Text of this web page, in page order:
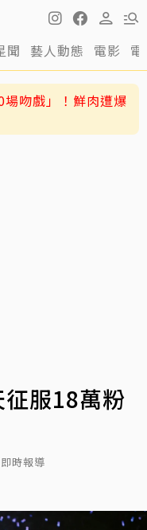
聞 藝人動態 電影
吻戲」！鮮肉遭爆
服18萬粉
時報導